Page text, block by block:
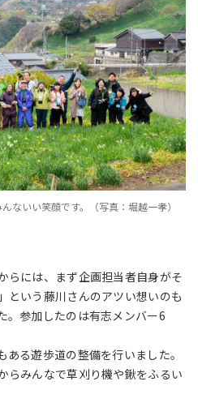
ないい笑顔です。（写真：堀越一孝）
らには、まず企画担当者自身がそ
という藤川さんのアツい想いのも
。参加したのは有志メンバー6
る遊歩道の整備を行いました。
らみんなで草刈り機や鍬をふるい